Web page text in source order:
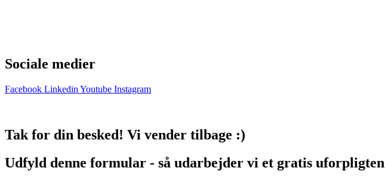
Sociale medier
Facebook Linkedin Youtube Instagram
Tak for din besked! Vi vender tilbage :)
Udfyld denne formular - så udarbejder vi et gratis